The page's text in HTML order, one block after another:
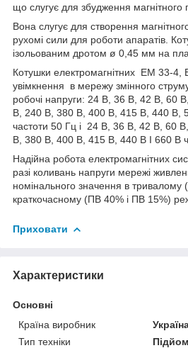
що слугує для збудження магнітного
Вона слугує для створення
рухомі сили для роботи апаратів.
ізольованим дротом ø 0,45 мм на
Котушки електромагнітних ЕМ 33-
увімкнення в мережу змінного
робочі напруги: 24 В, 36 В, 42 В, 60
В, 240 В, 380 В, 400 В, 415 В, 440 В,
частоти 50 Гц і 24 В, 36 В, 42 В, 60
В, 380 В, 400 В, 415 В, 440 В І 660 В
Надійна робота електромагнітних
разі коливань напруги мережі
номінального значення в тривалому
краткочасному (ПВ 40% і ПВ 15%)
Приховати
Характеристики
Основні
Країна виробник
Тип техніки